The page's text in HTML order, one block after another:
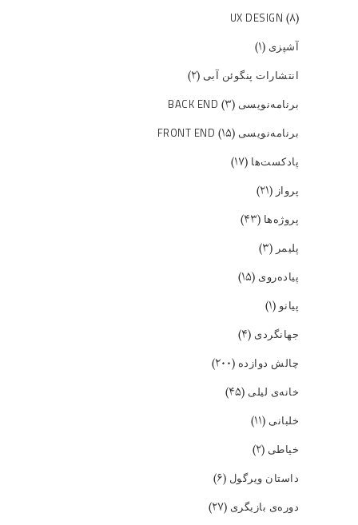
UX DESIGN (۸)
آشپزی (۱)
انتشارات پنگوئن آبی (۲)
برنامه‌نویسی BACK END (۳)
برنامه‌نویسی FRONT END (۱۵)
پادکست‌ها (۱۷)
پرواز (۲۱)
پروژه‌ها (۴۳)
پلیمر (۳)
پیاده‌روی (۱۵)
پیانو(۱)
جهانگردی (۴)
چالش دوازده (۲۰۰)
خانه‌ی لیلی (۴۵)
خلبانی (۱۱)
خیاطی (۲)
داستان ویرگول (۶)
دوره‌ی بازیگری (۲۷)